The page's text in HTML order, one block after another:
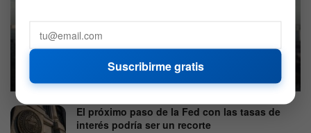
Bank of America dice que el optimismo está en su nivel
más alto desde 2021 por lo que es hora de abandonar
los activos de riesgo
8 DE AGOSTO DE 2026
El próximo paso de la Fed con las tasas de
interés podría ser un recorte
Suscribirme gratis